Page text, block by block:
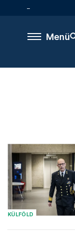
Menü
KÜLFÖLD